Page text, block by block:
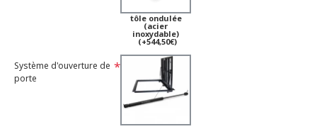
tôle ondulée
(acier
inoxydable)
(+544,50€)
Système d'ouverture de
porte